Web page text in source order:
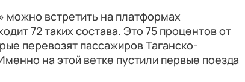
можно встретить на платформах
72 таких состава. Это 75 процентов от
перевозят пассажиров Таганско-
на этой ветке пустили первые поезда